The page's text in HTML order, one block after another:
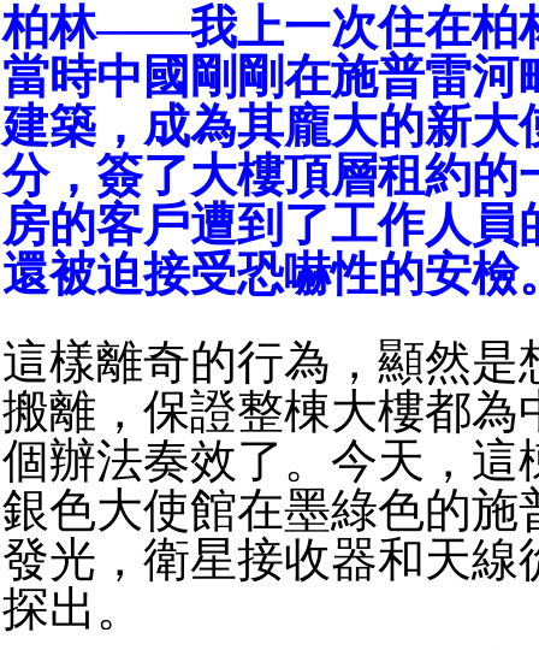
柏林——我上一次住在柏
當時中國剛剛在施普雷河
建築，成為其龐大的新大
分，簽了大樓頂層租約的
房的客戶遭到了工作人員
還被迫接受恐嚇性的安檢
這樣離奇的行為，顯然是
搬離，保證整棟大樓都為
個辦法奏效了。今天，這
銀色大使館在墨綠色的施
發光，衛星接收器和天線
探出。